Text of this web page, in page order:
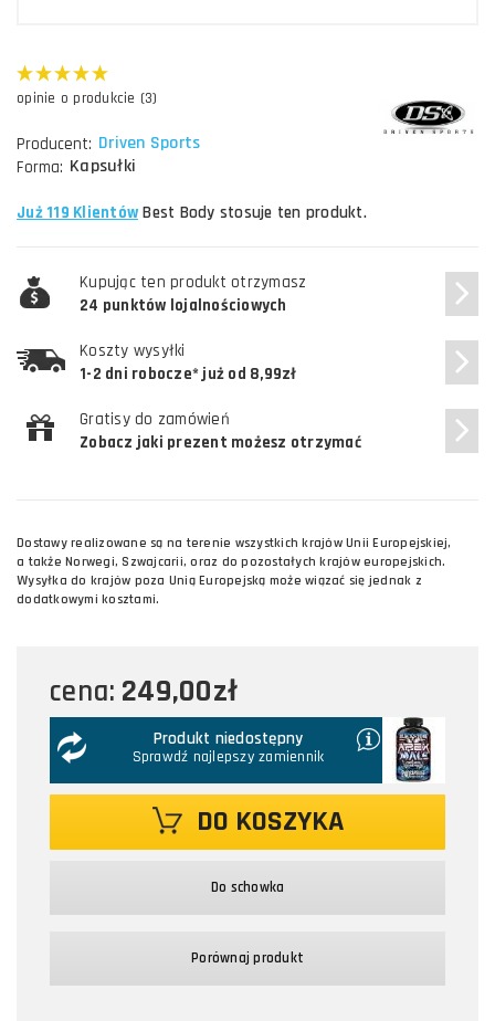
opinie o produkcie (3)
Producent: Driven Sports
Forma: Kapsułki
Już 119 Klientów Best Body stosuje ten produkt.
Kupując ten produkt otrzymasz
24 punktów lojalnościowych
Koszty wysyłki
1-2 dni robocze* już od 8,99zł
Gratisy do zamówień
Zobacz jaki prezent możesz otrzymać
Dostawy realizowane są na terenie wszystkich krajów Unii Europejskiej,
a także Norwegi, Szwajcarii, oraz do pozostałych krajów europejskich.
Wysyłka do krajów poza Unią Europejską może wiązać się jednak z
dodatkowymi kosztami.
cena: 249,00zł
Produkt niedostępny
Sprawdź najlepszy zamiennik
DO KOSZYKA
Do schowka
Porównaj produkt